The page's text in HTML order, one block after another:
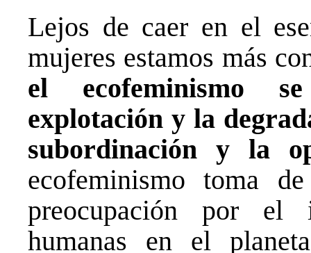
Lejos de caer en el
mujeres estamos más
el ecofeminismo
explotación y la
subordinación y la
ecofeminismo toma
preocupación por el
humanas en el